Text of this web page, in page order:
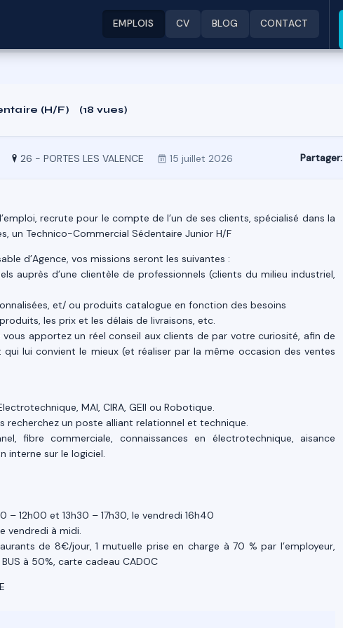
EMPLOIS CV BLOG CONTACT
(H/F) (18 vues)
26 - PORTES LES VALENCE 15 juillet 2026 Partager:
recrute pour le compte de l’un de ses clients, spécialisé dans la
un Technico-Commercial Sédentaire Junior H/F
d’Agence, vos missions seront les suivantes :
auprès d’une clientèle de professionnels (clients du milieu industriel,
et/ ou produits catalogue en fonction des besoins
les prix et les délais de livraisons, etc.
apportez un réel conseil aux clients de par votre curiosité, afin de
lui convient le mieux (et réaliser par la même occasion des ventes
MAI, CIRA, GEII ou Robotique.
recherchez un poste alliant relationnel et technique.
fibre commerciale, connaissances en électrotechnique, aisance
interne sur le logiciel.
– 12h00 et 13h30 – 17h30, le vendredi 16h40
vendredi à midi.
de 8€/jour, 1 mutuelle prise en charge à 70 % par l’employeur,
à 50%, carte cadeau CADOC